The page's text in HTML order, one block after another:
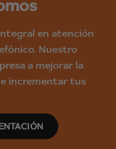
en atención
Nuestro
a mejorar la
incrementar tus